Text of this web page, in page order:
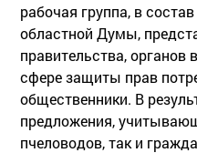
рабочая группа, в
областной Думы,
правительства, органов
сфере защиты прав
общественники. В
предложения,
пчеловодов, так и